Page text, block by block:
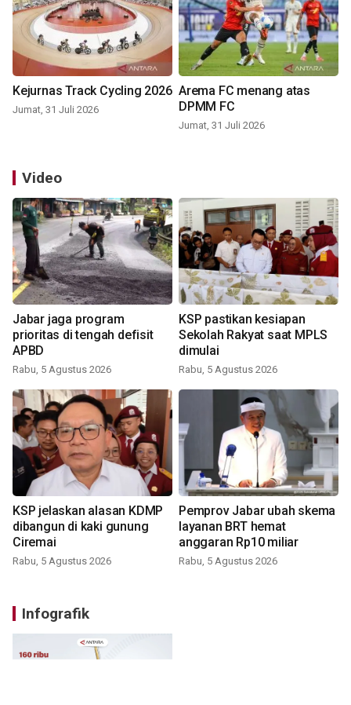
Kejurnas Track Cycling 2026
Jumat, 31 Juli 2026
Arema FC menang atas
DPMM FC
Jumat, 31 Juli 2026
Video
Jabar jaga program
prioritas di tengah defisit
APBD
Rabu, 5 Agustus 2026
KSP pastikan kesiapan
Sekolah Rakyat saat MPLS
dimulai
Rabu, 5 Agustus 2026
KSP jelaskan alasan KDMP
dibangun di kaki gunung
Ciremai
Rabu, 5 Agustus 2026
Pemprov Jabar ubah skema
layanan BRT hemat
anggaran Rp10 miliar
Rabu, 5 Agustus 2026
Infografik